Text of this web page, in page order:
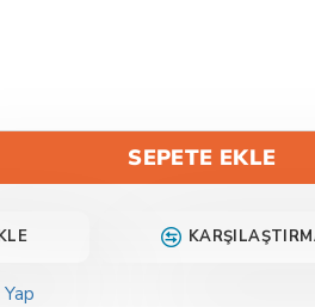
SEPETE EKLE